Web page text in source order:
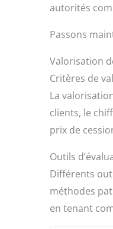
autorités
Passons
Valorisation
Critères de
La
clients, le
prix de
Outils
Différents
méthodes
en tenant